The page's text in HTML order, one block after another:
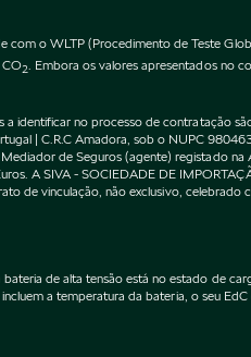
com o WLTP (Procedimento de Teste
2 . Embora os valores apresentados no
identificar no processo de contratação
| C.R.C Amadora, sob o NUPC
de Seguros (agente) registado
A SIVA - SOCIEDADE DE
vinculação, não exclusivo,
de alta tensão está no estado de
a temperatura da bateria, o seu